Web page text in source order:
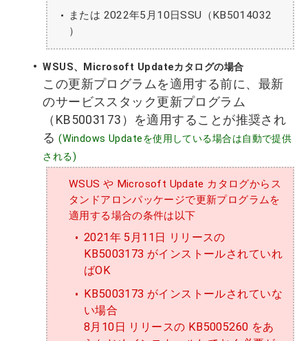
または 2022年5月10日SSU（KB5014032
）
WSUS、Microsoft Updateカタログの場合
この更新プログラムを適用する前に、最新
のサービススタック更新プログラム
（KB5003173）を適用することが推奨され
る (Windows Updateを使用している場合は自動で提供
される)
WSUS や Microsoft Update カタログからス
タンドアロンパッケージで更新プログラムを
適用する場合の条件は以下
2021年 5月11日 リリースの
KB5003173 がインストールされていれ
ばOK
KB5003173 がインストールされていな
い場合
8月10日 リリースの KB5005260 をあ